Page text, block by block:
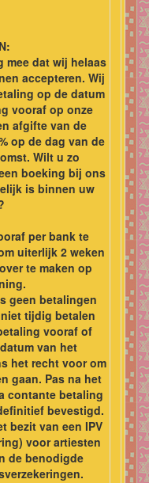
mee dat wij helaas
accepteren. Wij
op de datum
vooraf op onze
afgifte van de
op de dag van de
Wilt u zo
boeking bij ons
is binnen uw
per bank te
uiterlijk 2 weken
te maken op
geen betalingen
tijdig betalen
vooraf of
van het
het recht voor om
gaan. Pas na het
contante betaling
bevestigd.
bezit van een IPV
voor artiesten
de benodigde